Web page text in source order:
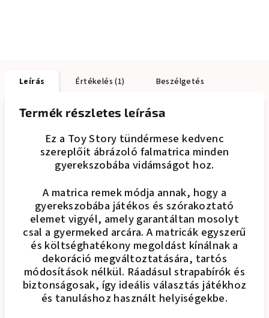
Leírás Értékelés (1) Beszélgetés
Termék részletes leírása
Ez a Toy Story tündérmese kedvenc
szereplőit ábrázoló falmatrica minden
gyerekszobába vidámságot hoz.
A matrica remek módja annak, hogy a
gyerekszobába játékos és szórakoztató
elemet vigyél, amely garantáltan mosolyt
csal a gyermeked arcára. A matricák egyszerű
és költséghatékony megoldást kínálnak a
dekoráció megváltoztatására, tartós
módosítások nélkül. Ráadásul strapabírók és
biztonságosak, így ideális választás játékhoz
és tanuláshoz használt helyiségekbe.